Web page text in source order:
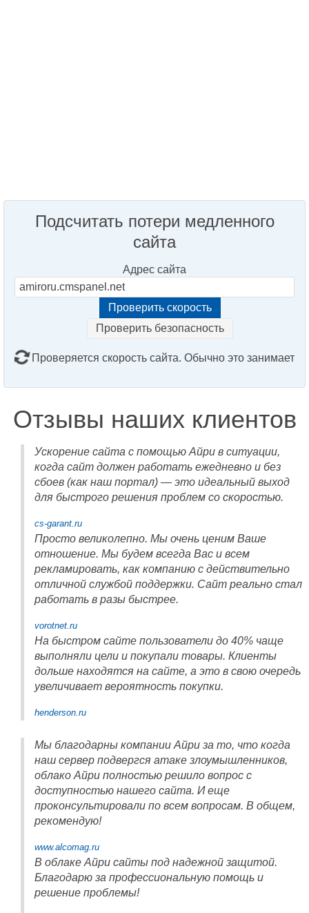
Подсчитать потери медленного
сайта
Адрес сайта
Проверить безопасность
Проверяется скорость сайта. Обычно это занимает
Отзывы наших клиентов
Ускорение сайта с помощью Айри в ситуации,
когда сайт должен работать ежедневно и без
сбоев (как наш портал) — это идеальный выход
для быстрого решения проблем со скоростью.
cs-garant.ru
Просто великолепно. Мы очень ценим Ваше
отношение. Мы будем всегда Вас и всем
рекламировать, как компанию с действительно
отличной службой поддержки. Сайт реально стал
работать в разы быстрее.
vorotnet.ru
На быстром сайте пользователи до 40% чаще
выполняли цели и покупали товары. Клиенты
дольше находятся на сайте, а это в свою очередь
увеличивает вероятность покупки.
henderson.ru
Мы благодарны компании Айри за то, что когда
наш сервер подвергся атаке злоумышленников,
облако Айри полностью решило вопрос с
доступностью нашего сайта. И еще
проконсультировали по всем вопросам. В общем,
рекомендую!
www.alcomag.ru
В облаке Айри сайты под надежной защитой.
Благодарю за профессиональную помощь и
решение проблемы!